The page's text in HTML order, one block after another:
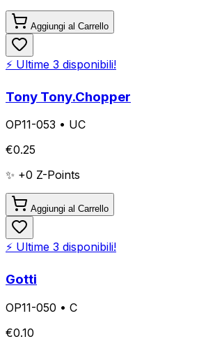
Aggiungi al Carrello
⚡ Ultime 3 disponibili!
Tony Tony.Chopper
OP11-053 • UC
€0.25
✨ +0 Z-Points
Aggiungi al Carrello
⚡ Ultime 3 disponibili!
Gotti
OP11-050 • C
€0.10